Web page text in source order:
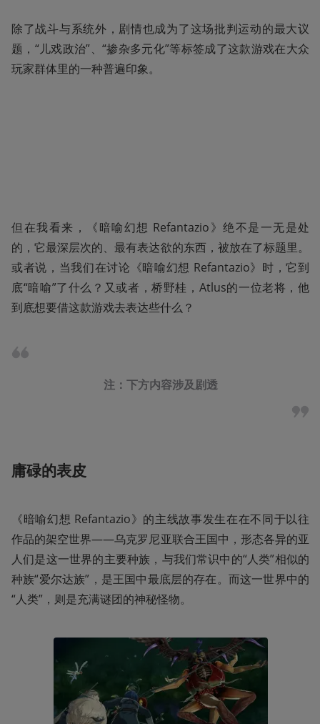
除了战斗与系统外，剧情也成为了这场批判运动的最大议
题，“儿戏政治”、“掺杂多元化”等标签成了这款游戏在大众
玩家群体里的一种普遍印象。
但在我看来，《暗喻幻想 Refantazio》绝不是一无是处
的，它最深层次的、最有表达欲的东西，被放在了标题里。
或者说，当我们在讨论《暗喻幻想 Refantazio》时，它到
底“暗喻”了什么？又或者，桥野桂，Atlus的一位老将，他
到底想要借这款游戏去表达些什么？
注：下方内容涉及剧透
庸碌的表皮
《暗喻幻想 Refantazio》的主线故事发生在在不同于以往
作品的架空世界——乌克罗尼亚联合王国中，形态各异的亚
人们是这一世界的主要种族，与我们常识中的“人类”相似的
种族“爱尔达族”，是王国中最底层的存在。而这一世界中的
“人类”，则是充满谜团的神秘怪物。